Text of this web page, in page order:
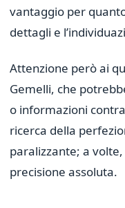
vantaggio per
dettagli e
Attenzione però ai
Gemelli, che
o informazioni
ricerca della
paralizzante; a
precisione assoluta.